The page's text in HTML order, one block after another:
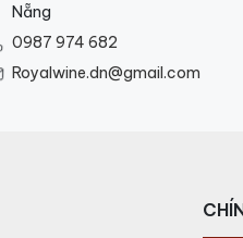
Nẵng
0987 974 682
Royalwine.dn@gmail.com